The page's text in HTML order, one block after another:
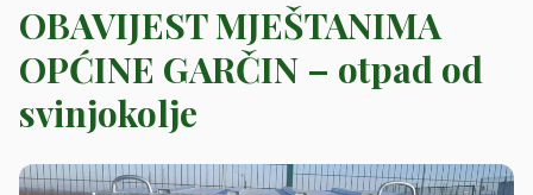
OBAVIJEST MJEŠTANIMA
OPĆINE GARČIN – otpad od
svinjokolje